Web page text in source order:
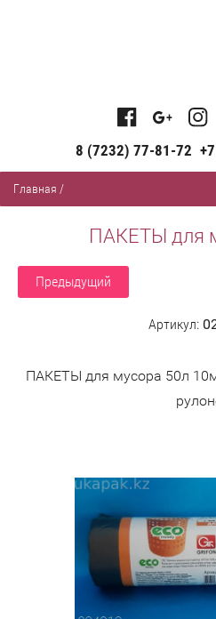
8 (7232) 77-81-72
Главная /
ПАКЕТЫ для
Предыдущий
Артикул:
ПАКЕТЫ для мусора 50л